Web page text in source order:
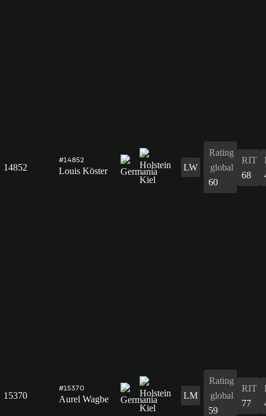
14852
#14852
Louis Köster LW
Rating
global
60
RIT
68
15370
#15370
Aurel Wagbe LM
Rating
global
59
RIT
77